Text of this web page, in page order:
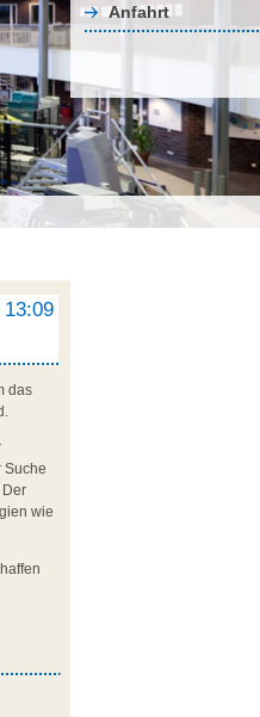
Anfahrt
13:09
das
Suche
Der
wie